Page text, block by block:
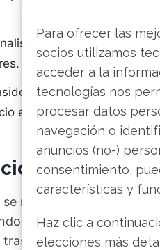
Para ofrecer las
socios utilizamos
acceder a la
tecnologías nos
procesar datos
navegación o
anuncios (no-)
consentimiento,
características y
Haz clic a
elecciones más
calculan un avance
el gran
en Estados Unidos.
anticipa
refleja con claridad en
movimientos de más
la publicación de las